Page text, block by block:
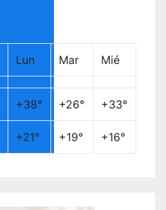
Lun Mar Mié
+38° +26° +33°
+21° +19° +16°